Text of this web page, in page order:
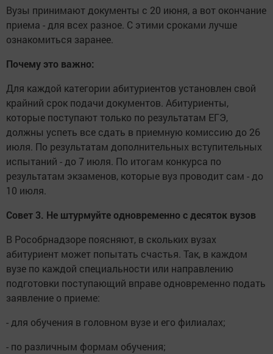
Вузы принимают документы с 20 июня, а вот окончание
приема - для всех разное. С этими сроками лучше
ознакомиться заранее.
Почему это важно:
Для каждой категории абитуриентов установлен свой
крайний срок подачи документов. Абитуриенты,
которые поступают только по результатам ЕГЭ,
должны успеть все сдать в приемную комиссию до 26
июля. По результатам дополнительных вступительных
испытаний - до 7 июля. По итогам конкурса по
результатам экзаменов, которые вуз проводит сам - до
10 июля.
Совет 3. Не штурмуйте одновременно с десяток вузов
В Рособрнадзоре поясняют, в скольких вузах
абитуриент может попытать счастья. Так, в каждом
вузе по каждой специальности или направлению
подготовки поступающий вправе одновременно подать
заявление о приеме:
- для обучения в головном вузе и его филиалах;
- по различным формам обучения;